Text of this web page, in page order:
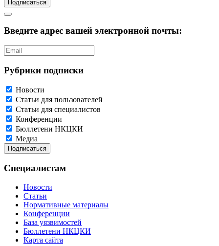
Подписаться
Введите адрес вашей электронной почты:
Рубрики подписки
Новости
Статьи для пользователей
Статьи для специалистов
Конференции
Бюллетени НКЦКИ
Медиа
Специалистам
Новости
Статьи
Нормативные материалы
Конференции
База уязвимостей
Бюллетени НКЦКИ
Карта сайта